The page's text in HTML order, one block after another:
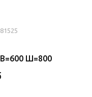
Ш=800